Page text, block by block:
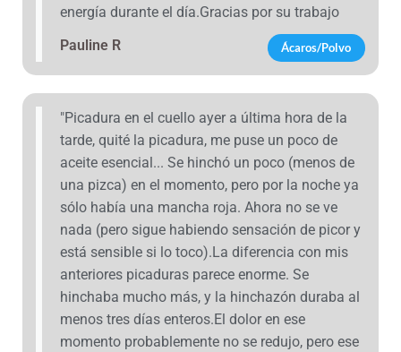
energía durante el día.Gracias por su trabajo
Pauline R
Ácaros/Polvo
"Picadura en el cuello ayer a última hora de la
tarde, quité la picadura, me puse un poco de
aceite esencial... Se hinchó un poco (menos de
una pizca) en el momento, pero por la noche ya
sólo había una mancha roja. Ahora no se ve
nada (pero sigue habiendo sensación de picor y
está sensible si lo toco).La diferencia con mis
anteriores picaduras parece enorme. Se
hinchaba mucho más, y la hinchazón duraba al
menos tres días enteros.El dolor en ese
momento probablemente no se redujo, pero ese